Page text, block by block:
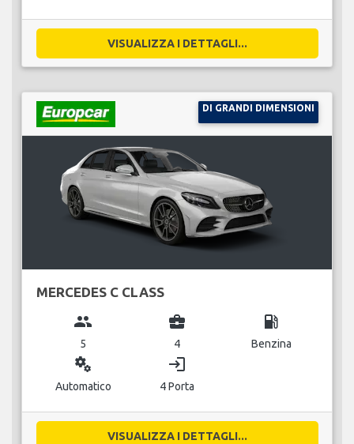
VISUALIZZA I DETTAGLI...
DI GRANDI DIMENSIONI
MERCEDES C CLASS
group
5
business_center
4
local_gas_station
Benzina
miscellaneous_services
Automatico
login
4 Porta
VISUALIZZA I DETTAGLI...